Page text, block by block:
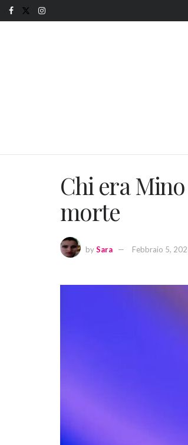
Chi era
morte
bySara Febbraio 5,